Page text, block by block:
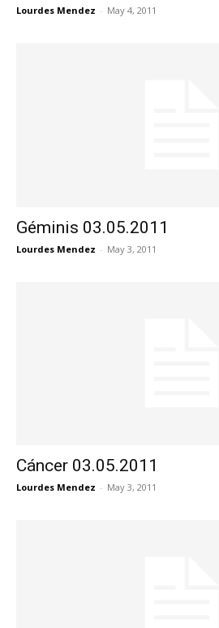
Lourdes Mendez - May 4, 2011
Géminis 03.05.2011
Lourdes Mendez - May 3, 2011
Cáncer 03.05.2011
Lourdes Mendez - May 3, 2011